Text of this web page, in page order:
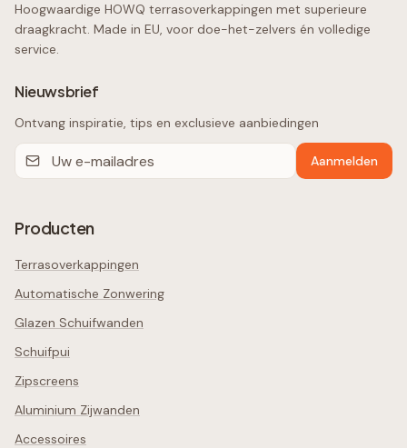
Hoogwaardige HOWQ terrasoverkappingen met superieure
draagkracht. Made in EU, voor doe-het-zelvers én volledige
service.
Nieuwsbrief
Ontvang inspiratie, tips en exclusieve aanbiedingen
Aanmelden
Producten
Terrasoverkappingen
Automatische Zonwering
Glazen Schuifwanden
Schuifpui
Zipscreens
Aluminium Zijwanden
Accessoires